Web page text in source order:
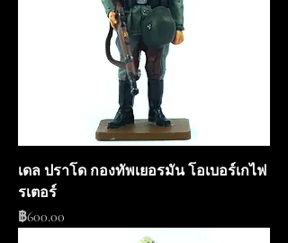
เดล ปราโด กองทัพเยอรมัน โอเบอร์เกไฟ
รเตอร์
ราคา
฿600.00